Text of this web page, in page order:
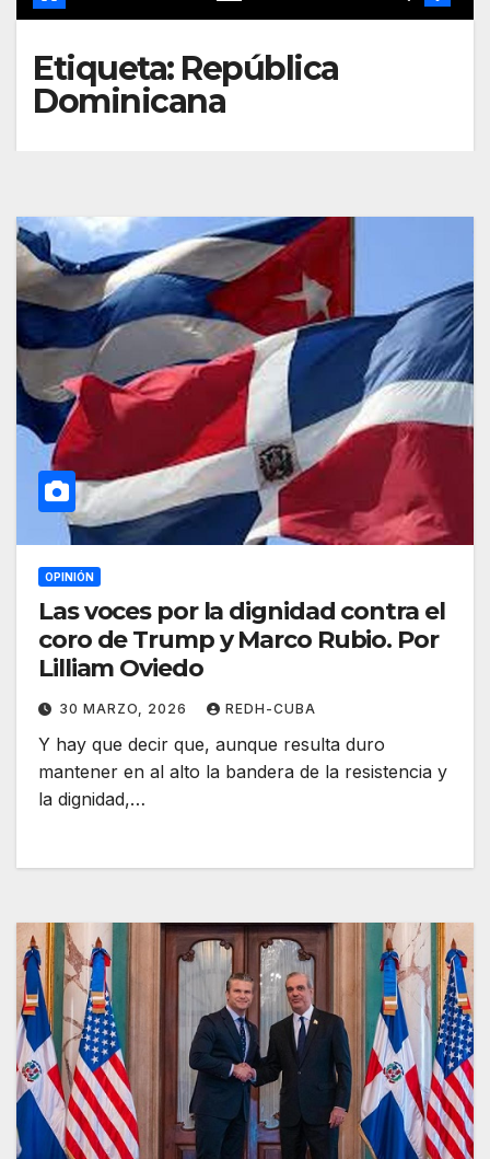
Etiqueta: República
Dominicana
OPINIÓN
Las voces por la dignidad contra el
coro de Trump y Marco Rubio. Por
Lilliam Oviedo
30 MARZO, 2026 REDH-CUBA
Y hay que decir que, aunque resulta duro
mantener en al alto la bandera de la resistencia y
la dignidad,…